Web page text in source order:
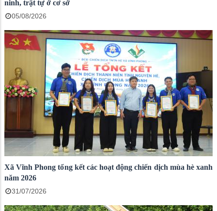
ninh, trật tự ở cơ sở
05/08/2026
Xã Vĩnh Phong tổng kết các hoạt động chiến dịch mùa hè xanh
năm 2026
31/07/2026